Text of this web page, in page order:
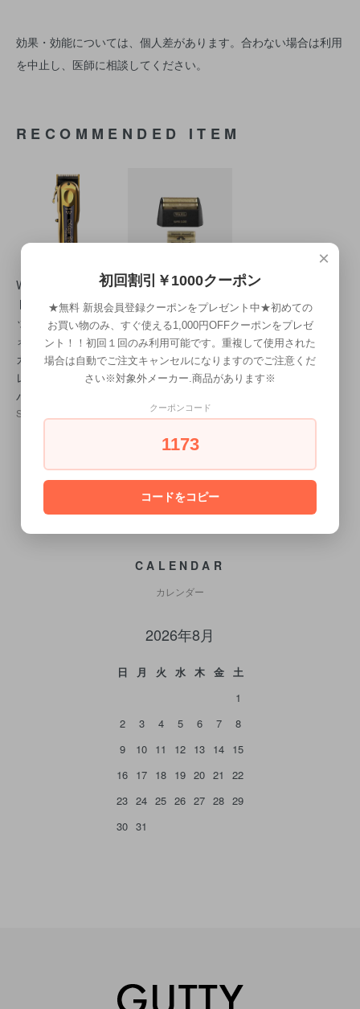
効果・効能については、個人差があります。合わない場合は利用
を中止し、医師に相談してください。
RECOMMENDED ITEM
WAHL 5 Star ゴール
ドコードレス マジ
ッククリップ (ウ
ォール)｜フェード
カット対応・コード
レスバリカン｜バー
バー向け
SOLD OUT
WAHL フィナーレ
替刃＋フォイル｜フ
ェード仕上げ・深剃
り対応・プロ用シェ
ーバー
SOLD OUT
CALENDAR
カレンダー
2026年8月
日 月 火 水 木 金
土
1
2
3 4 5 6 7
8
9
10 11 12 13 14 15
16 17 18 19 20 21
22
23 24 25 26 27 28 29
30 31
×
初回割引￥1000クーポン
★無料 新規会員登録クーポンをプレゼント中★初めての
お買い物のみ、すぐ使える1,000円OFFクーポンをプレゼ
ント！！初回１回のみ利用可能です。重複して使用された
場合は自動でご注文キャンセルになりますのでご注意くだ
さい※対象外メーカー.商品があります※
クーポンコード
1173
コードをコピー